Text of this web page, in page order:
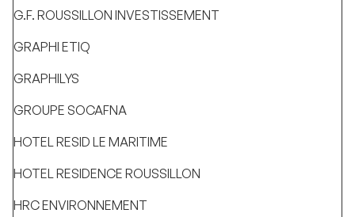
G.F. ROUSSILLON INVESTISSEMENT
GRAPHI ETIQ
GRAPHILYS
GROUPE SOCAFNA
HOTEL RESID LE MARITIME
HOTEL RESIDENCE ROUSSILLON
HRC ENVIRONNEMENT